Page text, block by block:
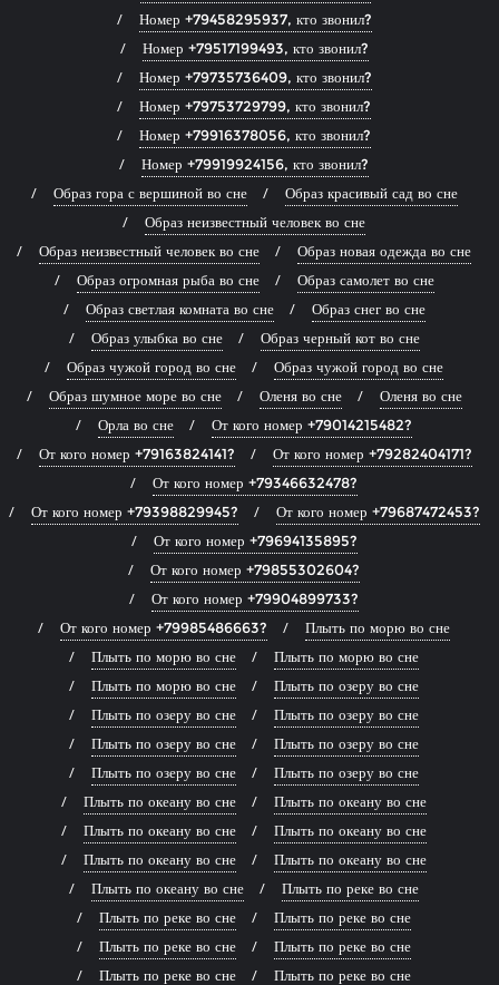
Номер +79458295937, кто звонил?
Номер +79517199493, кто звонил?
Номер +79735736409, кто звонил?
Номер +79753729799, кто звонил?
Номер +79916378056, кто звонил?
Номер +79919924156, кто звонил?
Образ гора с вершиной во сне
Образ красивый сад во сне
Образ неизвестный человек во сне
Образ неизвестный человек во сне
Образ новая одежда во сне
Образ огромная рыба во сне
Образ самолет во сне
Образ светлая комната во сне
Образ снег во сне
Образ улыбка во сне
Образ черный кот во сне
Образ чужой город во сне
Образ чужой город во сне
Образ шумное море во сне
Оленя во сне
Оленя во сне
Орла во сне
От кого номер +79014215482?
От кого номер +79163824141?
От кого номер +79282404171?
От кого номер +79346632478?
От кого номер +79398829945?
От кого номер +79687472453?
От кого номер +79694135895?
От кого номер +79855302604?
От кого номер +79904899733?
От кого номер +79985486663?
Плыть по морю во сне
Плыть по морю во сне
Плыть по морю во сне
Плыть по морю во сне
Плыть по озеру во сне
Плыть по озеру во сне
Плыть по озеру во сне
Плыть по озеру во сне
Плыть по озеру во сне
Плыть по озеру во сне
Плыть по озеру во сне
Плыть по океану во сне
Плыть по океану во сне
Плыть по океану во сне
Плыть по океану во сне
Плыть по океану во сне
Плыть по океану во сне
Плыть по океану во сне
Плыть по реке во сне
Плыть по реке во сне
Плыть по реке во сне
Плыть по реке во сне
Плыть по реке во сне
Плыть по реке во сне
Плыть по реке во сне